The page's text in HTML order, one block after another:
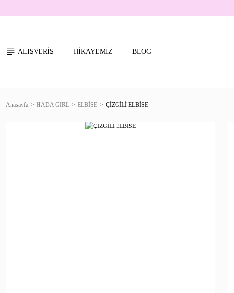
ALIŞVERİŞ HİKAYEMİZ BLOG
Anasayfa HADA GIRL ELBİSE ÇİZGİLİ ELBİSE